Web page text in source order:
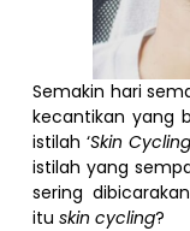
Semakin hari
kecantikan yang
istilah ‘Skin
istilah yang
sering
ituskin cycling?